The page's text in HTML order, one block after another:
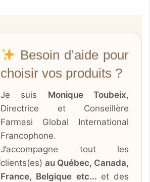
Besoin d’aide pour
choisir vos produits ?
Je suis Monique Toubeix,
Directrice et Conseillère
Farmasi Global International
Francophone.
J’accompagne tout les
clients(es) au Québec, Canada,
France, Belgique etc... et des